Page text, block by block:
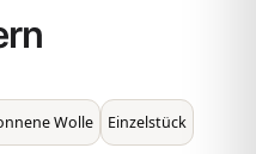
Wolle Einzelstück